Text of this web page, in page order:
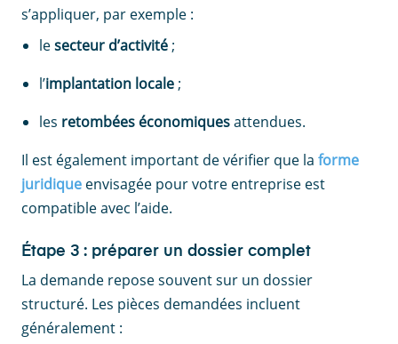
s’appliquer, par exemple :
lesecteur d’activité ;
l’implantation locale ;
les retombées économiquesattendues.
Il est également important de vérifier que la forme
juridique envisagée pour votre entreprise est
compatible avec l’aide.
Étape 3 : préparer un dossier complet
La demande repose souvent sur un dossier
structuré. Les pièces demandées incluent
généralement :